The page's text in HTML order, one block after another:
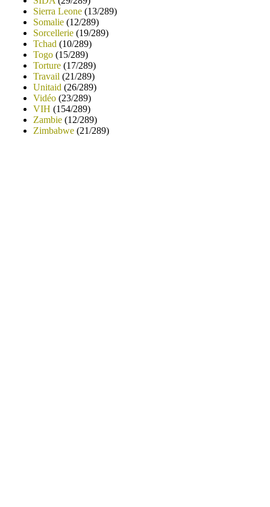
Sierra Leone (13/289)
Somalie (12/289)
Sorcellerie (19/289)
Tchad (10/289)
Togo (15/289)
Torture (17/289)
Travail (21/289)
Unitaid (26/289)
Vidéo (23/289)
VIH (154/289)
Zambie (12/289)
Zimbabwe (21/289)